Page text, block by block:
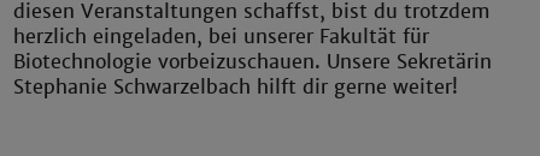
diesen Veranstaltungen schaffst, bist du trotzdem
herzlich eingeladen, bei unserer Fakultät für
Biotechnologie vorbeizuschauen. Unsere Sekretärin
Stephanie Schwarzelbach hilft dir gerne weiter!